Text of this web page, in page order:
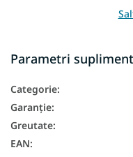
Saltea in functie
Parametri
Categorie:
Garanţie:
Greutate:
EAN: